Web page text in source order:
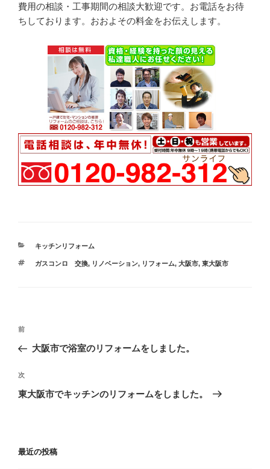
費用の相談・工事期間の相談大歓迎です。お電話をお待
ちしております。おおよその料金をお伝えします。
カ
ゴ
キッチンリフォーム
タ
ガスコンロ 交換, リノベーション, リフォーム, 大阪市, 東大阪市
投
ナ
ビ
ゲ
ン
過
去
投
稿
前
大阪市で浴室のリフォームをしました。
次
の
次
東大阪市でキッチンのリフォームをしました。
最近の投稿